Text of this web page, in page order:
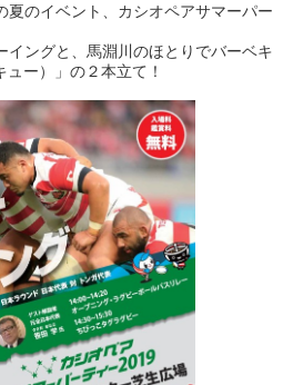
夏のイベント、カシオペアサマーパー
イングと、馬淵川のほとりでバーベキ
ー）」の２本立て！